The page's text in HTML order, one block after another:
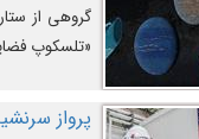
گروهی از
«تلسکوپ
پرواز